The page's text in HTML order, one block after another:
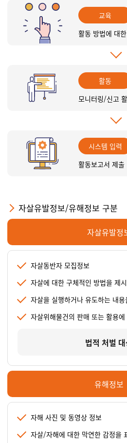
교육
활동 방법에 대
활동
모니터링/신고
시스템 입력
활동보고서 제출
자살유발정보/유해정보 구분
자살유발정
자살동반자 모집정보
자살에 대한 구체적인 방법을 제
자살을 실행하거나 유도하는 내
자살위해물건의 판매 또는 활용
법적 처벌
유해정보
자해 사진 및 동영상 정보
자살/자해에 대한 막연한 감정을